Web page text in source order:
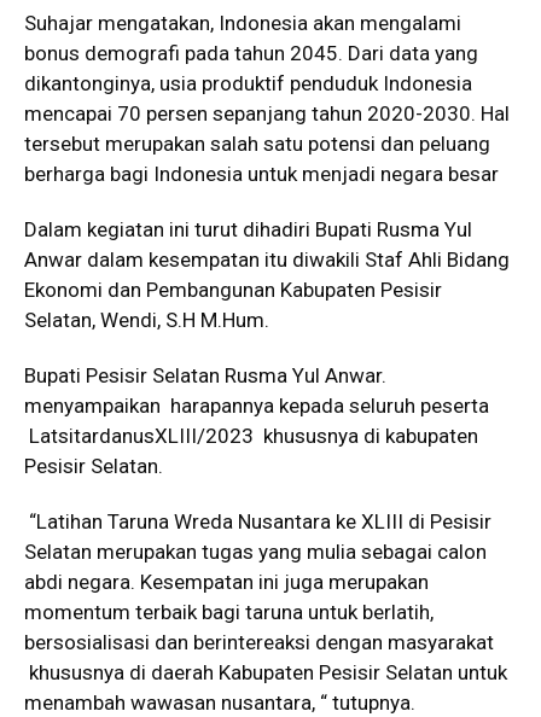
Suhajar mengatakan, Indonesia akan mengalami
bonus demografi pada tahun 2045. Dari data yang
dikantonginya, usia produktif penduduk Indonesia
mencapai 70 persen sepanjang tahun 2020-2030. Hal
tersebut merupakan salah satu potensi dan peluang
berharga bagi Indonesia untuk menjadi negara besar
Dalam kegiatan ini turut dihadiri Bupati Rusma Yul
Anwar dalam kesempatan itu diwakili Staf Ahli Bidang
Ekonomi dan Pembangunan Kabupaten Pesisir
Selatan, Wendi, S.H M.Hum.
Bupati Pesisir Selatan Rusma Yul Anwar.
menyampaikan harapannya kepada seluruh peserta
LatsitardanusXLIII/2023 khususnya di kabupaten
Pesisir Selatan.
“Latihan Taruna Wreda Nusantara ke XLIII di Pesisir
Selatan merupakan tugas yang mulia sebagai calon
abdi negara. Kesempatan ini juga merupakan
momentum terbaik bagi taruna untuk berlatih,
bersosialisasi dan berintereaksi dengan masyarakat
khususnya di daerah Kabupaten Pesisir Selatan untuk
menambah wawasan nusantara, “ tutupnya.